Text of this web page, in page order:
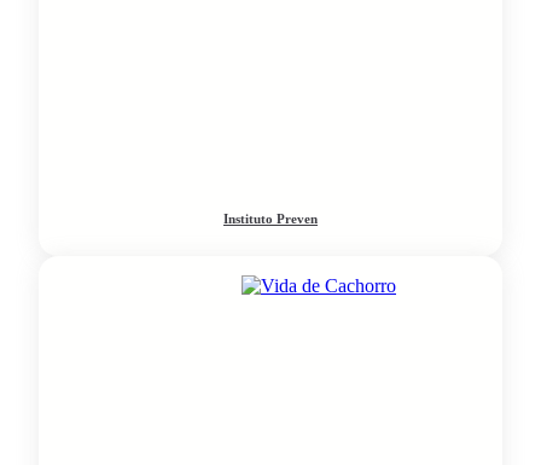
Instituto Preven